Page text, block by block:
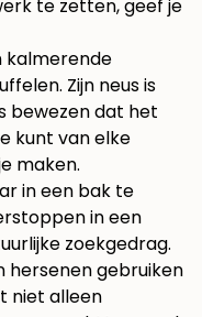
te zetten, geef je
kalmerende
Zijn neus is
bewezen dat het
kunt van elke
maken.
in een bak te
in een
zoekgedrag.
hersenen gebruiken
niet alleen